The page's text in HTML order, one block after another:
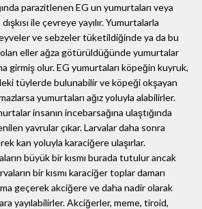
parazitlenen EG un yumurtaları veya
ile çevreye yayılır. Yumurtalarla
ve sebzeler tüketildiğinde ya da bu
eller ağza götürüldüğünde yumurtalar
girmiş olur. EG yumurtaları köpeğin kuyruk,
tüylerde bulunabilir ve köpeği okşayan
yumurtaları ağız yoluyla alabilirler.
insanın incebarsağına ulaştığında
yavrular çıkar. Larvalar daha sonra
kan yoluyla karaciğere ulaşırlar.
büyük bir kısmı burada tutulur ancak
bir kısmı karaciğer toplar damarı
geçerek akciğere ve daha nadir olarak
yayılabilirler. Akciğerler, meme, tiroid,